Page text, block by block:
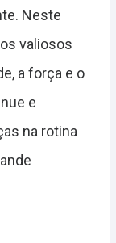
Neste
valiosos
a força e o
e
na rotina